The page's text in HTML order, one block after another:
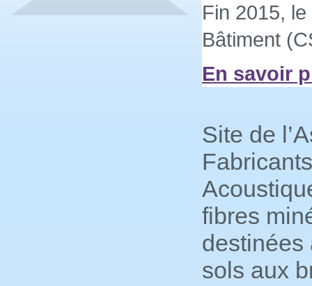
Fin 2015,
Bâtiment
En savoir
Site de
fibres
destinées
sols aux